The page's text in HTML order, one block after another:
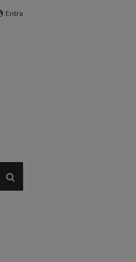
Entra